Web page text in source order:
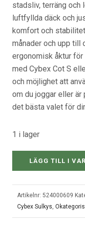
stadsliv, terräng och
luftfyllda däck och
komfort och
månader och upp till
ergonomisk åktur för
med Cybex Cot S
och möjlighet att
om du joggar eller är
det bästa valet för
1 i lager
LÄGG TILL I
Artikelnr: 524000609
Cybex Sulkys,